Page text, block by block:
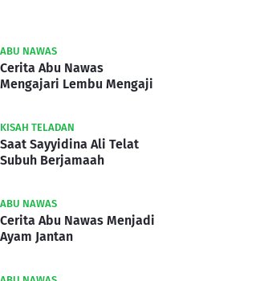
ABU NAWAS
Cerita Abu Nawas
Mengajari Lembu Mengaji
KISAH TELADAN
Saat Sayyidina Ali Telat
Subuh Berjamaah
ABU NAWAS
Cerita Abu Nawas Menjadi
Ayam Jantan